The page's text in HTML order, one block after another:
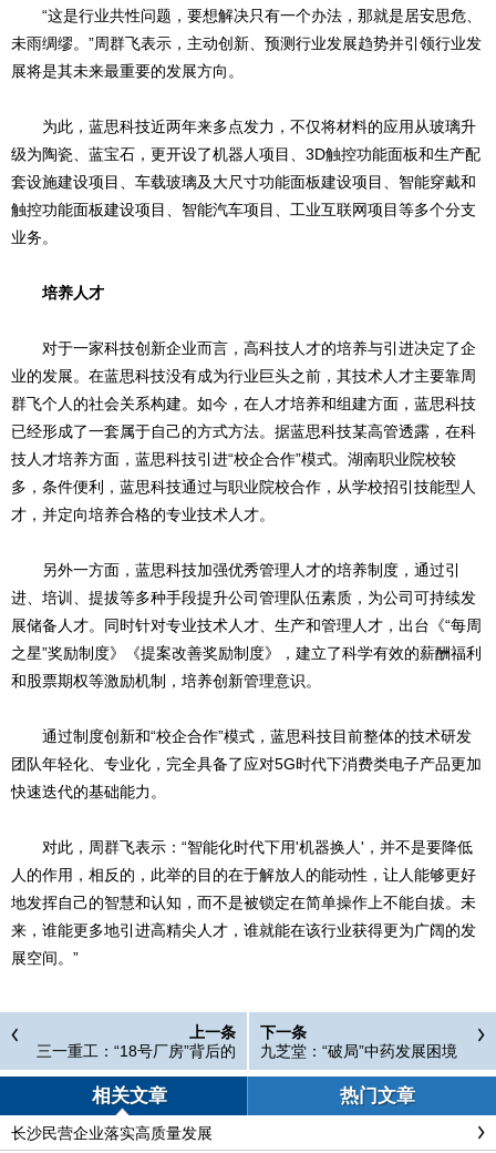
“这是行业共性问题，要想解决只有一个办法，那就是居安思危、
未雨绸缪。”周群飞表示，主动创新、预测行业发展趋势并引领行业发
展将是其未来最重要的发展方向。
为此，蓝思科技近两年来多点发力，不仅将材料的应用从玻璃升
级为陶瓷、蓝宝石，更开设了机器人项目、3D触控功能面板和生产配
套设施建设项目、车载玻璃及大尺寸功能面板建设项目、智能穿戴和
触控功能面板建设项目、智能汽车项目、工业互联网项目等多个分支
业务。
培养人才
对于一家科技创新企业而言，高科技人才的培养与引进决定了企
业的发展。在蓝思科技没有成为行业巨头之前，其技术人才主要靠周
群飞个人的社会关系构建。如今，在人才培养和组建方面，蓝思科技
已经形成了一套属于自己的方式方法。据蓝思科技某高管透露，在科
技人才培养方面，蓝思科技引进“校企合作”模式。湖南职业院校较
多，条件便利，蓝思科技通过与职业院校合作，从学校招引技能型人
才，并定向培养合格的专业技术人才。
另外一方面，蓝思科技加强优秀管理人才的培养制度，通过引
进、培训、提拔等多种手段提升公司管理队伍素质，为公司可持续发
展储备人才。同时针对专业技术人才、生产和管理人才，出台《“每周
之星”奖励制度》《提案改善奖励制度》，建立了科学有效的薪酬福利
和股票期权等激励机制，培养创新管理意识。
通过制度创新和“校企合作”模式，蓝思科技目前整体的技术研发
团队年轻化、专业化，完全具备了应对5G时代下消费类电子产品更加
快速迭代的基础能力。
对此，周群飞表示：“智能化时代下用'机器换人'，并不是要降低
人的作用，相反的，此举的目的在于解放人的能动性，让人能够更好
地发挥自己的智慧和认知，而不是被锁定在简单操作上不能自拔。未
来，谁能更多地引进高精尖人才，谁就能在该行业获得更为广阔的发
展空间。”
上一条
三一重工：“18号厂房”背后的
故事
下一条
九芝堂：“破局”中药发展困境
相关文章 热门文章
长沙民营企业落实高质量发展